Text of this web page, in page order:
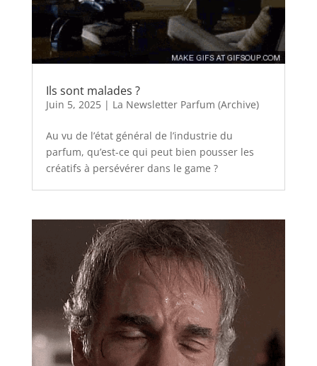
Ils sont malades ?
Juin 5, 2025| La Newsletter Parfum (Archive)
Au vu de l’état général de l’industrie du
parfum, qu’est-ce qui peut bien pousser les
créatifs à persévérer dans le game ?